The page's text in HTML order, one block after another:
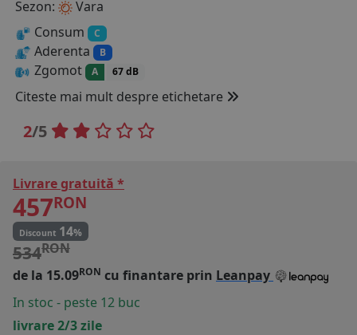
Sezon:
Vara
Consum
C
Aderenta B
Zgomot A 67 dB
Citeste mai mult despre etichetare
2/5
Livrare gratuită *
457RON
Discount 14%
534RON
de la 15.09RON cu finantare prin Leanpay
In stoc - peste 12 buc
livrare 2/3 zile